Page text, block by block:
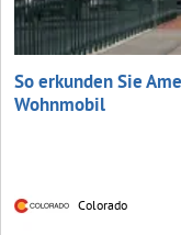
So erkunden Sie
Wohnmobil
Colorado